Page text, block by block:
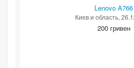
Lenovo A766
Киев и область,
200 гривен